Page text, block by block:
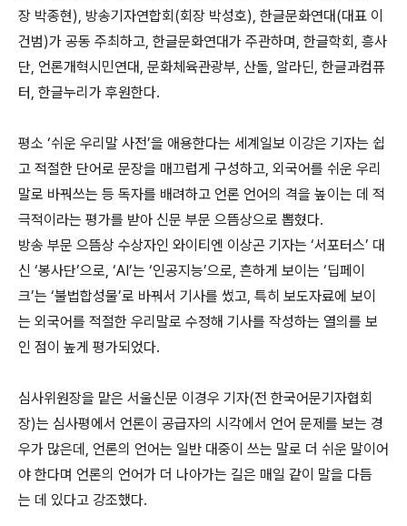
장 박종현), 방송기자연합회(회장 박성호), 한글문화연대(대표 이
건범)가 공동 주최하고, 한글문화연대가 주관하며, 한글학회, 흥사
단, 언론개혁시민연대, 문화체육관광부, 산돌, 알라딘, 한글과컴퓨
터, 한글누리가 후원한다.
평소 ‘쉬운 우리말 사전’을 애용한다는 세계일보 이강은 기자는 쉽
고 적절한 단어로 문장을 매끄럽게 구성하고, 외국어를 쉬운 우리
말로 바꿔쓰는 등 독자를 배려하고 언론 언어의 격을 높이는 데 적
극적이라는 평가를 받아 신문 부문 으뜸상으로 뽑혔다.
방송 부문 으뜸상 수상자인 와이티엔 이상곤 기자는 ‘서포터스’ 대
신 ‘봉사단’으로, ‘AI’는 ‘인공지능’으로, 흔하게 보이는 ‘딥페이
크’는 ‘불법합성물’로 바꿔서 기사를 썼고, 특히 보도자료에 보이
는 외국어를 적절한 우리말로 수정해 기사를 작성하는 열의를 보
인 점이 높게 평가되었다.
심사위원장을 맡은 서울신문 이경우 기자(전 한국어문기자협회
장)는 심사평에서 언론이 공급자의 시각에서 언어 문제를 보는 경
우가 많은데, 언론의 언어는 일반 대중이 쓰는 말로 더 쉬운 말이어
야 한다며 언론의 언어가 더 나아가는 길은 매일 같이 말을 다듬
는 데 있다고 강조했다.